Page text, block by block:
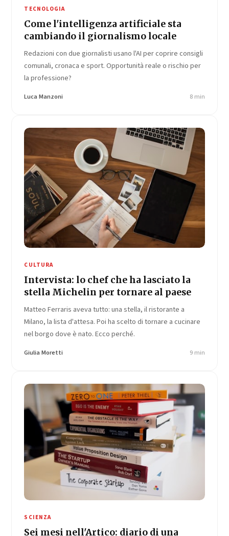
TECNOLOGIA
Come l'intelligenza artificiale sta
cambiando il giornalismo locale
Redazioni con due giornalisti usano l'AI per coprire consigli
comunali, cronaca e sport. Opportunità reale o rischio per
la professione?
Luca Manzoni 8 min
CULTURA
Intervista: lo chef che ha lasciato la
stella Michelin per tornare al paese
Matteo Ferraris aveva tutto: una stella, il ristorante a
Milano, la lista d'attesa. Poi ha scelto di tornare a cucinare
nel borgo dove è nato. Ecco perché.
Giulia Moretti 9 min
SCIENZA
Sei mesi nell'Artico: diario di una